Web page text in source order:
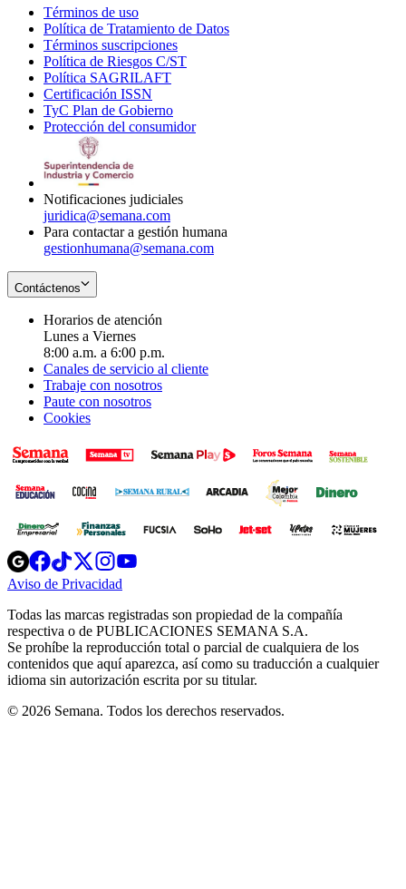
Términos de uso
in
new
window
Política de Tratamiento de Datos
Términos suscripciones
in
Política de Riesgos C/ST
Política SAGRILAFT
new
window
Certificación ISSN
in
new
TyC Plan de Gobierno
in
Protección del consumidorOpens
Notificaciones judiciales
juridica@semana.com
Para contactar a gestión humana
gestionhumana@semana.com
Contáctenos
Horarios de atención
Lunes a Viernes
8:00 a.m. a 6:00 p.m.
Canales de servicio al cliente
Trabaje con nosotros
Paute con nosotros
Cookies
Opens
in
new
Opens
in
new
Opens
in
new
window
Opens
new
windowwindow
Aviso de Privacidad
new
window
Todas las marcas registradas son propiedad de la compañía
respectiva o de PUBLICACIONES SEMANA S.A.
Se prohíbe la reproducción total o parcial de cualquiera de los
contenidos que aquí aparezca, así como su traducción a cualquier
idioma sin autorización escrita por su titular.
© 2026 Semana. Todos los derechos reservados.